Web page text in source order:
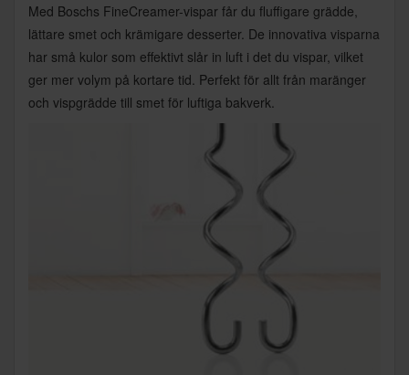
Med Boschs FineCreamer-vispar får du fluffigare grädde,
lättare smet och krämigare desserter. De innovativa visparna
har små kulor som effektivt slår in luft i det du vispar, vilket
ger mer volym på kortare tid. Perfekt för allt från maränger
och vispgrädde till smet för luftiga bakverk.